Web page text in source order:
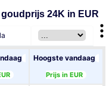
24K in EUR
Hoogste vandaag
Prijs in EUR